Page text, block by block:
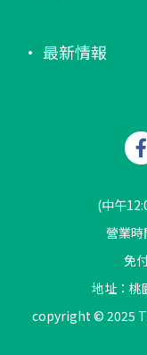
最新情報
(中午
營業
免
地址：桃
copyright © 2025